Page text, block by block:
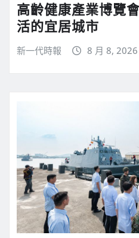
高齡健康產業博覽
活的宜居城市
新一代時報 8 月 8, 2026